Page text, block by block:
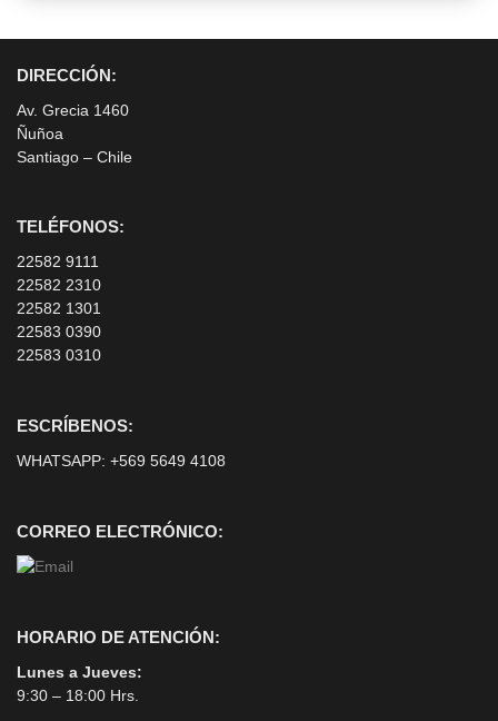
DIRECCIÓN:
Av. Grecia 1460
Ñuñoa
Santiago – Chile
TELÉFONOS:
22582 9111
22582 2310
22582 1301
22583 0390
22583 0310
ESCRÍBENOS:
WHATSAPP: +569 5649 4108
CORREO ELECTRÓNICO:
HORARIO DE ATENCIÓN:
Lunes a Jueves:
9:30 – 18:00 Hrs.